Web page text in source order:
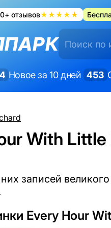
отзывов★★★★★
Новое за 10 дней 453
With Little
записей
Every Hour